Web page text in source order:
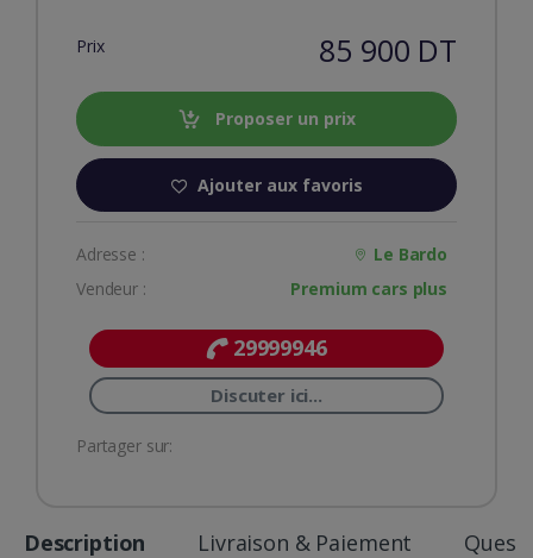
Prix 85 900 DT
Proposer un prix
Ajouter aux favoris
Adresse :
Le Bardo
Vendeur :
Premium cars plus
29999946
Discuter ici...
Partager sur:
Description Livraison & Paiement